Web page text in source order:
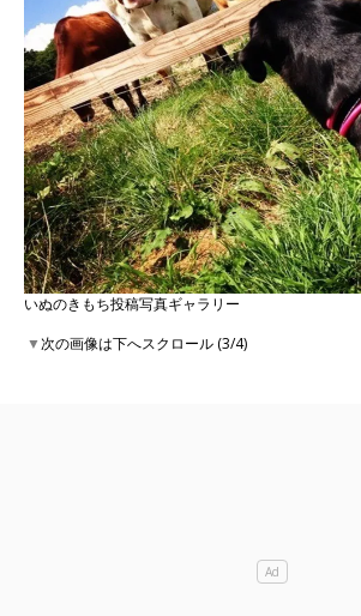
いぬのきもち投稿写真ギャラリー
▼次の画像は下へスクロール (3/4)